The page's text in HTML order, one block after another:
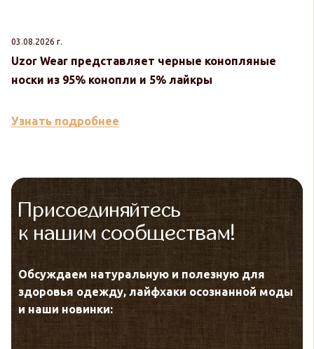
03.08.2026 г.
Uzor Wear представляет черные конопляные
носки из 95% конопли и 5% лайкры
Узнать подробнее
Присоединяйтесь
к нашим сообществам!
Обсуждаем натуральную и полезную для
здоровья одежду, лайфхаки осознанной моды
и наши новинки: